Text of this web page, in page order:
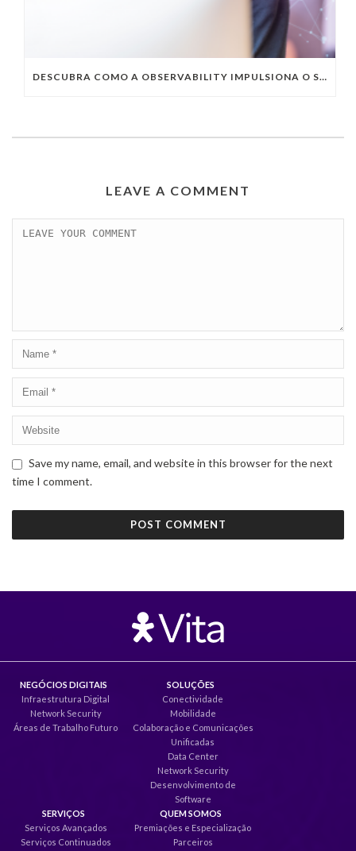
DESCUBRA COMO A OBSERVABILITY IMPULSIONA O SUCESSO DO SEU NEGÓCIO
LEAVE A COMMENT
Save my name, email, and website in this browser for the next
time I comment.
NEGÓCIOS DIGITAIS
Infraestrutura Digital
Network Security
Áreas de Trabalho Futuro
SOLUÇÕES
Conectividade
Mobilidade
Colaboração e Comunicações
Unificadas
Data Center
Network Security
Desenvolvimento de
Software
SERVIÇOS
Serviços Avançados
Serviços Continuados
QUEM SOMOS
Premiações e Especialização
Parceiros